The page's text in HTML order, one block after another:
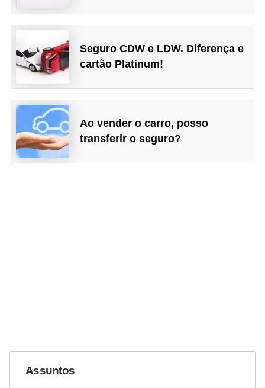
Seguro CDW e LDW. Diferença e
cartão Platinum!
Ao vender o carro, posso
transferir o seguro?
Assuntos
R
e
c
a
l
l
m
a
u